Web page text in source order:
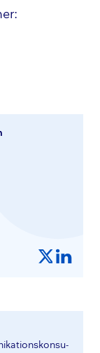
: